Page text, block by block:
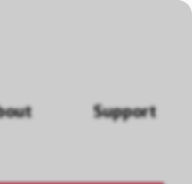
Support